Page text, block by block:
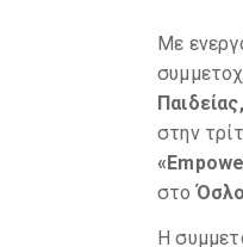
Με
στην
στο
Η